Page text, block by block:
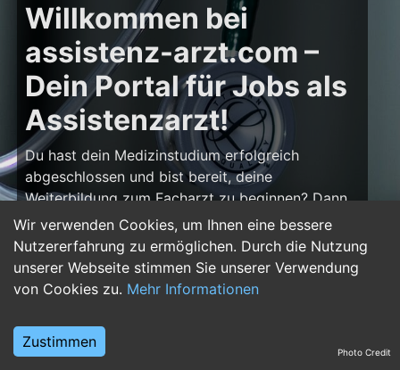
Wir verwenden Cookies, um Ihnen eine bessere
Nutzererfahrung zu ermöglichen. Durch die Nutzung
unserer Webseite stimmen Sie unserer Verwendung
von Cookies zu. Mehr Informationen
Zustimmen
Willkommen bei
assistenz-arzt.com –
Dein Portal für Jobs als
Assistenzarzt!
Du hast dein Medizinstudium erfolgreich
abgeschlossen und bist bereit, deine
Weiterbildung zum Facharzt zu beginnen? Dann
bist du aufassistenz-arzt.comgenau richtig!
Hier findest du zahlreiche Stellenangebote für
Assistenzärzte in allen Fachrichtungen – von der
Inneren Medizin über die Chirurgie bis hin zur
deine Karriere im Arztberuf und finde die
passende Klinik oder Praxis für deinen nächstenPhoto Credit